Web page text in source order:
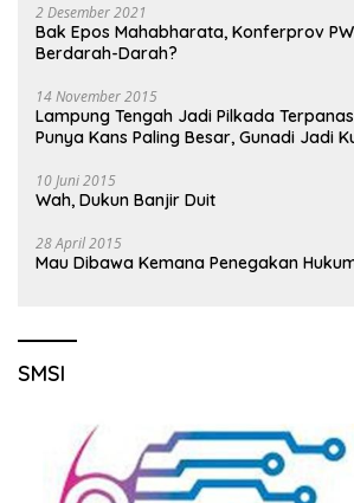
2 Desember 2021
Bak Epos Mahabharata, Konferprov
Berdarah-Darah?
14 November 2015
Lampung Tengah Jadi Pilkada
Punya Kans Paling Besar, Gunadi Jadi
10 Juni 2015
Wah, Dukun Banjir Duit
28 April 2015
Mau Dibawa Kemana Penegakan
SMSI